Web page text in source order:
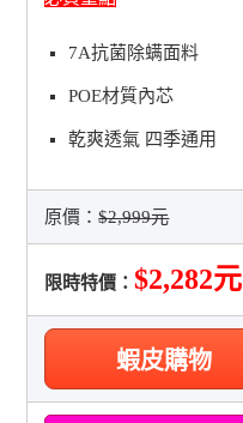
7A抗菌除螨面料
POE材質內芯
乾爽透氣 四季通用
原價：$2,999元
限時特價：$2,282元
蝦皮購物